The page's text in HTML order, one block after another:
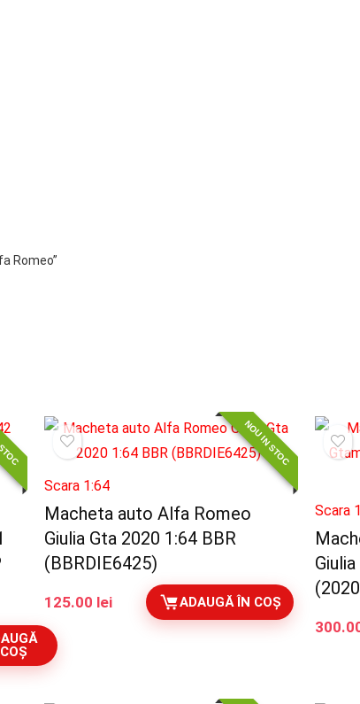
Romeo”
NOU IN STOC
Scara 1:64
Macheta auto Alfa Romeo
Giulia Gta 2020 1:64 BBR
(BBRDIE6425)
125.00 lei ADAUGĂ ÎN COȘ
Scara